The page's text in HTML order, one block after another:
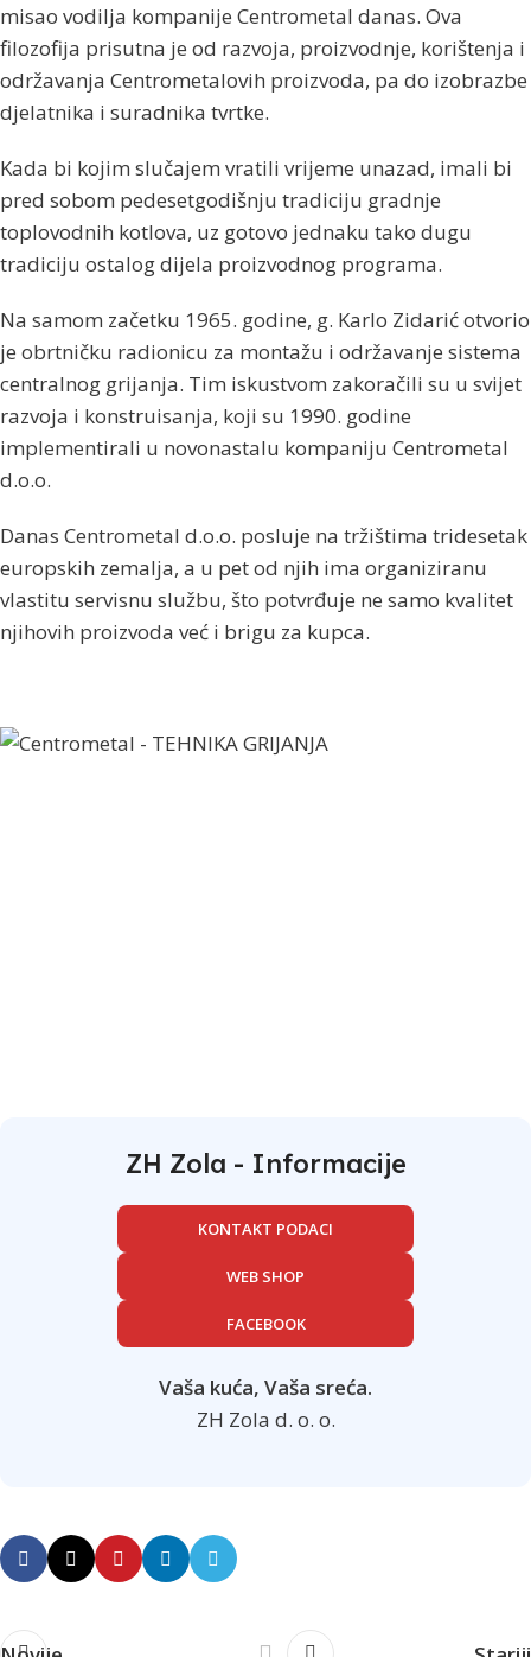
misao vodilja kompanije Centrometal danas. Ova
filozofija prisutna je od razvoja, proizvodnje, korištenja i
održavanja Centrometalovih proizvoda, pa do izobrazbe
djelatnika i suradnika tvrtke.
Kada bi kojim slučajem vratili vrijeme unazad, imali bi
pred sobom pedesetgodišnju tradiciju gradnje
toplovodnih kotlova, uz gotovo jednaku tako dugu
tradiciju ostalog dijela proizvodnog programa.
Na samom začetku 1965. godine, g. Karlo Zidarić otvorio
je obrtničku radionicu za montažu i održavanje sistema
centralnog grijanja. Tim iskustvom zakoračili su u svijet
razvoja i konstruisanja, koji su 1990. godine
implementirali u novonastalu kompaniju Centrometal
d.o.o.
Danas Centrometal d.o.o. posluje na tržištima tridesetak
europskih zemalja, a u pet od njih ima organiziranu
vlastitu servisnu službu, što potvrđuje ne samo kvalitet
njihovih proizvoda već i brigu za kupca.
ZH Zola - Informacije
KONTAKT PODACI
WEB SHOP
FACEBOOK
Vaša kuća, Vaša sreća.
ZH Zola d. o. o.